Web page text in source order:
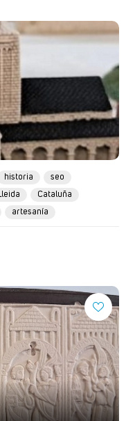
historia
seo
Cataluña
artesanía